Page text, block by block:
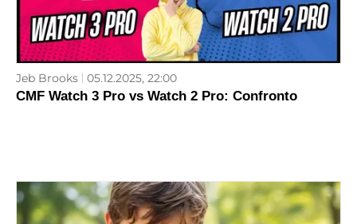
Jeb Brooks 05.12.2025, 22:00
CMF Watch 3 Pro vs Watch 2 Pro: Confronto